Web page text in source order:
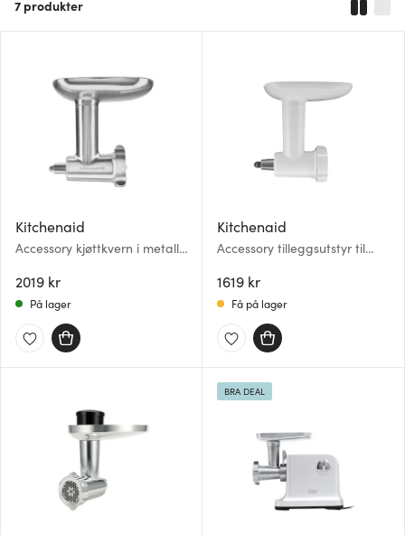
7 produkter
Kitchenaid
Accessory kjøttkvern i metall
2019 kr
På lager
Kitchenaid
Accessory tilleggsutstyr til
1619 kr
Få på lager
BRA DEAL